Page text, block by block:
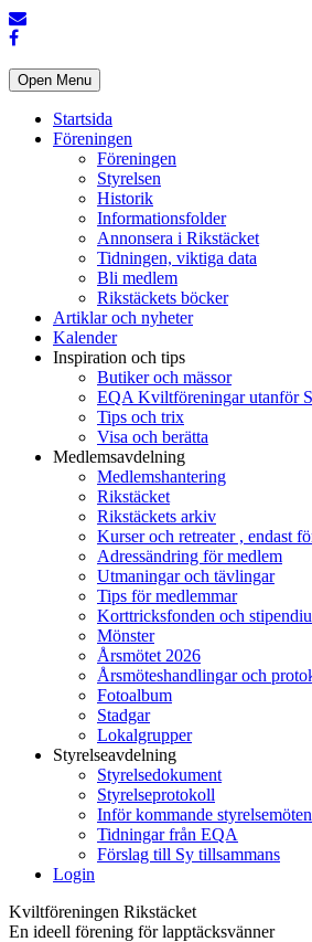
Open Menu
Startsida
Föreningen
Föreningen
Styrelsen
Historik
Informationsfolder
Annonsera i Rikstäcket
Tidningen, viktiga data
Bli medlem
Rikstäckets böcker
Artiklar och nyheter
Kalender
Inspiration och tips
Butiker och mässor
EQA Kviltföreningar utanför
Tips och trix
Visa och berätta
Medlemsavdelning
Medlemshantering
Rikstäcket
Rikstäckets arkiv
Kurser och retreater , endast
Adressändring för medlem
Utmaningar och tävlingar
Tips för medlemmar
Korttricksfonden och
Mönster
Årsmötet 2026
Årsmöteshandlingar och
Fotoalbum
Stadgar
Lokalgrupper
Styrelseavdelning
Styrelsedokument
Styrelseprotokoll
Inför kommande styrelsemöten
Tidningar från EQA
Förslag till Sy tillsammans
Login
Kviltföreningen Rikstäcket
En ideell förening för lapptäcksvänner